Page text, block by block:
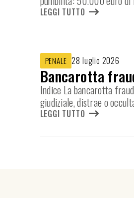
LEGGI TUTTO
PENALE 28 luglio 2026
Bancarotta
Indice La bancarotta
giudiziale, distrae o
LEGGI TUTTO